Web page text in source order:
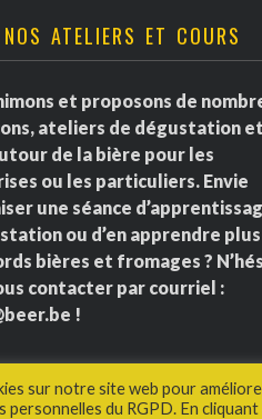
NOS ATELIERS ET COURS
et proposons de
ateliers de dégustation et
de la bière pour les
ou les particuliers. Envie
une séance
ou d’en apprendre
bières et fromages ?
contacter par courriel :
!
sur notre site web pour
du RGPD. En